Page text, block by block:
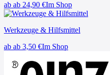
ab ab 24,90 €Im Shop
Werkzeuge & Hilfsmittel
ab ab 3,50 €Im Shop